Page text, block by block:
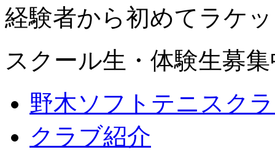
経験者から初めてラケ
スクール生・体験生募
野木ソフトテニスク
クラブ紹介